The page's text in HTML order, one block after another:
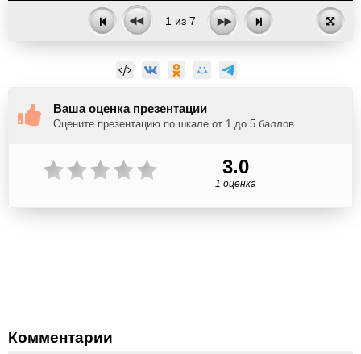
1 из 7
Ваша оценка презентации
Оцените презентацию по шкале от 1 до 5 баллов
3.0
1 оценка
Комментарии